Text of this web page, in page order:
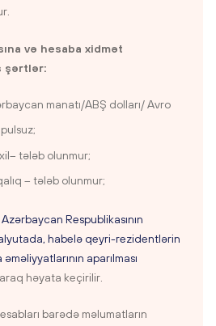
və hesaba xidmət
şərtlər:
manatı/ABŞ dolları/ Avro
tələb olunmur;
– tələb olunmur;
Azərbaycan Respublikasının
habelə qeyri-rezidentlərin
aparılması
həyata keçirilir.
barədə məlumatların